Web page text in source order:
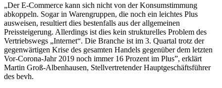
„Der E-Commerce kann sich nicht von der Konsumstimmung
abkoppeln. Sogar in Warengruppen, die noch ein leichtes Plus
ausweisen, resultiert dies bestenfalls aus der allgemeinen
Preissteigerung. Allerdings ist dies kein strukturelles Problem des
Vertriebswegs „Internet“. Die Branche ist im 3. Quartal trotz der
gegenwärtigen Krise des gesamten Handels gegenüber dem letzten
Vor-Corona-Jahr 2019 noch immer 16 Prozent im Plus”, erklärt
Martin Groß-Albenhausen, Stellvertretender Hauptgeschäftsführer
des bevh.